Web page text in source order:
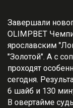
Завершали
OLIMPBET
ярославским
"Золотой". А с
проходят
сегодня.
6 шайб и 130
В овертайме